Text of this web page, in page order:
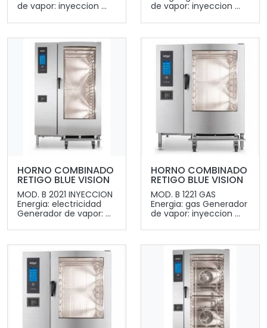
de vapor: inyeccion ...
de vapor: inyeccion ...
HORNO COMBINADO
RETIGO BLUE VISION
MOD. B 2021 INYECCION
Energia: electricidad
Generador de vapor: ...
HORNO COMBINADO
RETIGO BLUE VISION
MOD. B 1221 GAS
Energia: gas Generador
de vapor: inyeccion ...